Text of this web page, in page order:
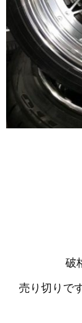
破
売り切りで